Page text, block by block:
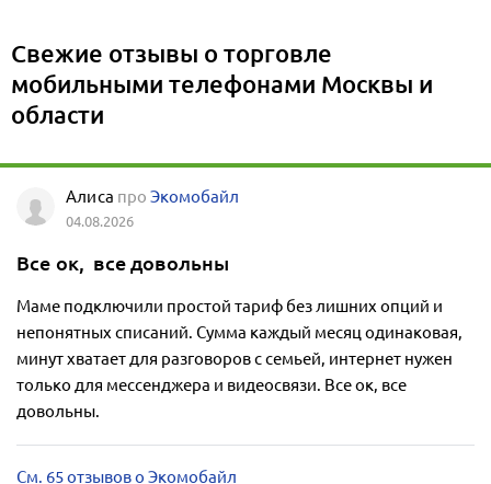
Свежие отзывы о торговле
мобильными телефонами Москвы и
области
Алиса про Экомобайл
04.08.2026
Все ок, все довольны
Маме подключили простой тариф без лишних опций и
непонятных списаний. Сумма каждый месяц одинаковая,
минут хватает для разговоров с семьей, интернет нужен
только для мессенджера и видеосвязи. Все ок, все
довольны.
См. 65 отзывов о Экомобайл